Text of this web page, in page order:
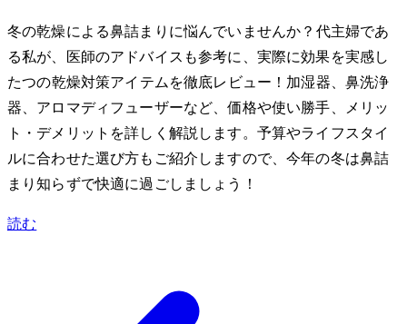
冬の乾燥による鼻詰まりに悩んでいませんか？40代主婦であ
る私が、医師のアドバイスも参考に、実際に効果を実感し
た7つの乾燥対策アイテムを徹底レビュー！加湿器、鼻洗浄
器、アロマディフューザーなど、価格や使い勝手、メリッ
ト・デメリットを詳しく解説します。予算やライフスタイ
ルに合わせた選び方もご紹介しますので、今年の冬は鼻詰
まり知らずで快適に過ごしましょう！
読む